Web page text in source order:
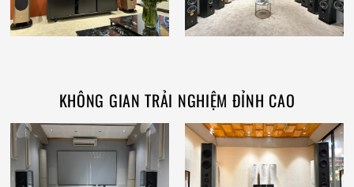
KHÔNG GIAN TRẢI NGHIỆM ĐỈNH CAO